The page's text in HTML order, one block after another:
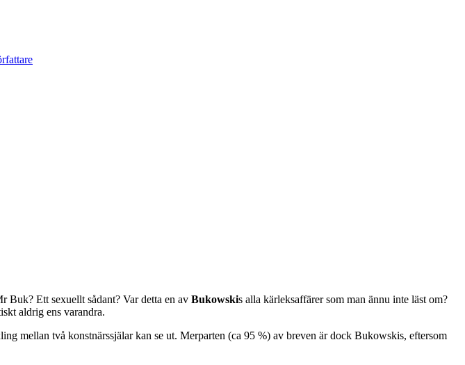
Buk? Ett sexuellt sådant? Var detta en av Bukowskis alla kärleksaffärer som man ännu inte läst om?
aldrig ens varandra.
mellan två konstnärssjälar kan se ut. Merparten (ca 95 %) av breven är dock Bukowskis, eftersom